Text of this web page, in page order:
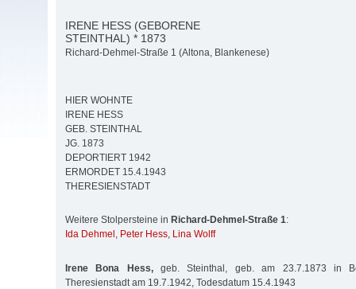
IRENE HESS (GEBORENE
STEINTHAL) * 1873
Richard-Dehmel-Straße 1 (Altona, Blankenese)
HIER WOHNTE
IRENE HESS
GEB. STEINTHAL
JG. 1873
DEPORTIERT 1942
ERMORDET 15.4.1943
THERESIENSTADT
Weitere Stolpersteine in Richard-Dehmel-Straße 1:
Ida Dehmel , Peter Hess, Lina Wolff
Irene Bona Hess,geb. Steinthal, geb. am 23.7.1873 in
Theresienstadt am 19.7.1942, Todesdatum 15.4.1943